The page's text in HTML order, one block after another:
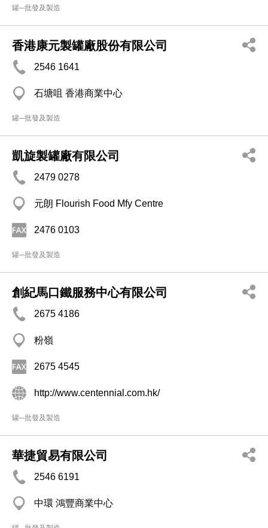
罐─批發及製造
香港康元製罐廠股份有限公司
2546 1641
石塘咀 香港商業中心
罐─批發及製造
凱旋製罐廠有限公司
2479 0278
元朗 Flourish Food Mfy Centre
2476 0103
罐─批發及製造
創紀馬口鐵服務中心有限公司
2675 4186
粉嶺
2675 4545
http://www.centennial.com.hk/
罐─批發及製造
華捷貿易有限公司
2546 6191
中環 鴻豐商業中心